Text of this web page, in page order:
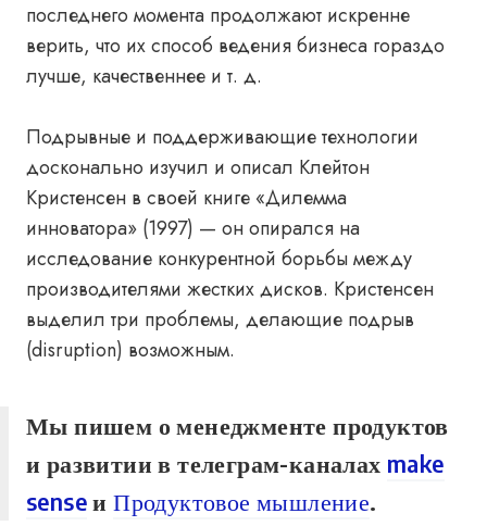
последнего момента продолжают искренне
верить, что их способ ведения бизнеса гораздо
лучше, качественнее и т. д.
Подрывные и поддерживающие технологии
досконально изучил и описал Клейтон
Кристенсен в своей книге «Дилемма
инноватора» (1997) — он опирался на
исследование конкурентной борьбы между
производителями жестких дисков. Кристенсен
выделил три проблемы, делающие подрыв
(disruption) возможным.
Мы пишем о менеджменте продуктов
и развитии в телеграм-каналах make
senseиПродуктовое мышление.